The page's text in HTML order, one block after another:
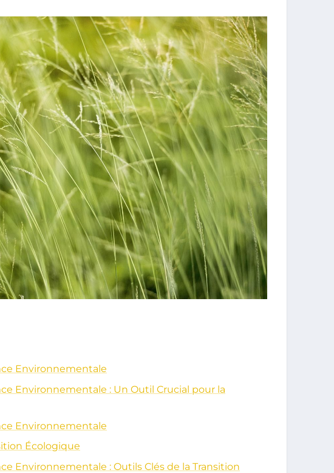
Environnementale
Environnementale : Un Outil Crucial pour la
Environnementale
Écologique
Environnementale : Outils Clés de la Transition